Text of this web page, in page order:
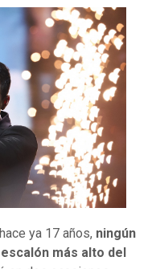
ya 17 años, ningún
más alto del